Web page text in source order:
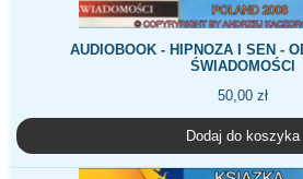
AUDIOBOOK - HIPNOZA I SEN -
ŚWIADOMOŚCI
50,00 zł
Dodaj do koszyka